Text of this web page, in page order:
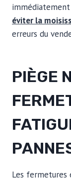
immédiatement
éviter la
erreurs du
PIÈGE
Les